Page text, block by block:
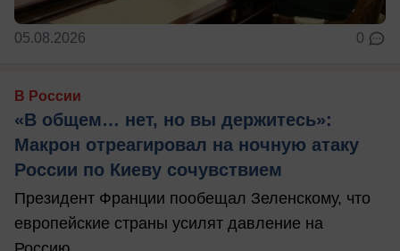
05.08.2026 0
В России
«В общем… нет, но вы держитесь»:
Макрон отреагировал на ночную атаку
России по Киеву сочувствием
Президент Франции пообещал Зеленскому, что
европейские страны усилят давление на